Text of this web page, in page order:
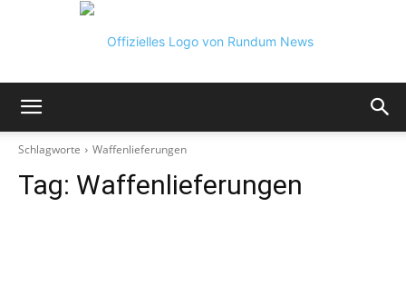
Schlagworte Waffenlieferungen
Tag: Waffenlieferungen